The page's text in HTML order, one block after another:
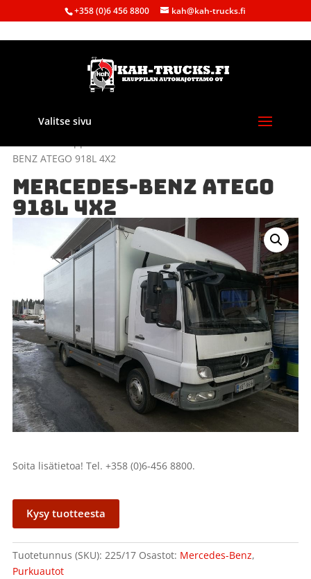
+358 (0)6 456 8800 kah@kah-trucks.fi
Valitse sivu
BENZ ATEGO 918L 4X2
MERCEDES-BENZ ATEGO
918L 4X2
Soita lisätietoa! Tel. +358 (0)6-456 8800.
Kysy tuotteesta
Tuotetunnus (SKU): 225/17 Osastot: Mercedes-Benz,
Purkuautot